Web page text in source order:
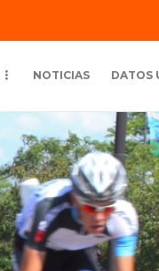
NOTICIAS DATOS